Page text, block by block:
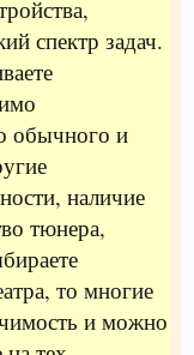
спектр задач.
обычного и
наличие
тюнера,
то многие
и можно